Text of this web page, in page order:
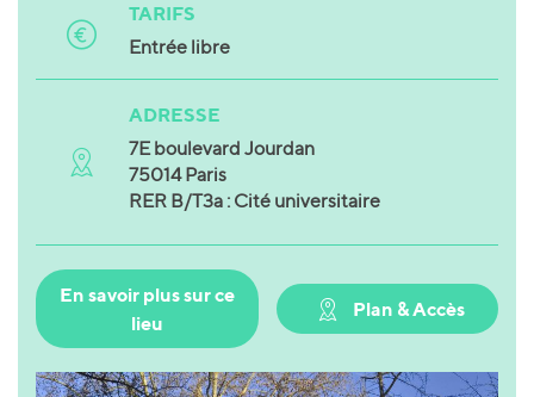
TARIFS
Entrée libre
ADRESSE
7E boulevard Jourdan
75014 Paris
RER B/T3a : Cité universitaire
En savoir plus sur ce
lieu
Plan & Accès